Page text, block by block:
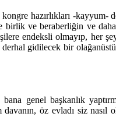
hazırlıkları -kayyum-
ve beraberliğin ve
endeksli olmayıp, her
gidilecek bir
genel başkanlık
öz evladı siz